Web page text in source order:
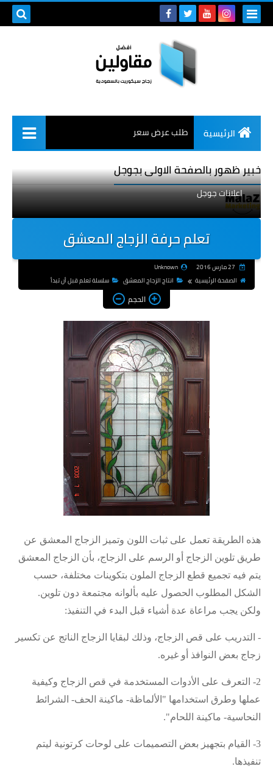
الرئيسية طلب عرض سعر
خبير ظهور بالصفحة الاولى بجوجل
اعلانات جوجل
تعلم حرفة الزجاج المعشق
Unknown
الصفحة الرئيسية
انتاج الزجاج المعشق سلسلة تعلم قبل أن تبدأ
الحجم
هذه الطريقة تعمل على ثبات اللون وتميز الزجاج المعشق عن
طريق تلوين الزجاج أو الرسم على الزجاج، بأن الزجاج المعشق
يتم فيه تجميع قطع الزجاج الملون بتكوينات مختلفة، حسب
الشكل المطلوب الحصول عليه بألوانه مجتمعة دون تلوين.
ولكن يجب مراعاة عدة أشياء قبل البدء في التنفيذ:
- التدريب على قص الزجاج، وذلك لبقايا الزجاج الناتج عن تكسير
زجاج بعض النوافذ أو غيره.
2-
التعرف على الأدوات المستخدمة في قص الزجاج وكيفية
عملها وطرق استخدامها "الألماظة- ماكينة الحف- الشرائط
النحاسية- ماكينة اللحام".
3-
القيام بتجهيز بعض التصميمات على لوحات كرتونية ليتم
تنفيذها.